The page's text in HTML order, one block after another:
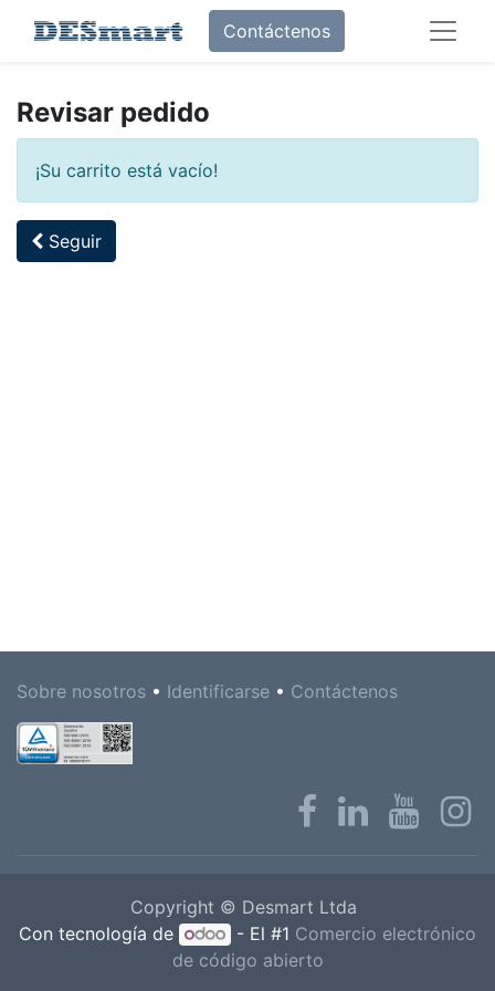
Contáctenos
Revisar pedido
¡Su carrito está vacío!
Seguir
Sobre nosotros • Identificarse • Contáctenos
Copyright © Desmart Ltda
Con tecnología de
- El #1 Comercio electrónico
de código abierto